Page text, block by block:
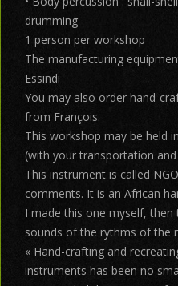
drumming
1 person per workshop
The manufacturing
Essindi
You may also order hand-
from François.
This workshop may be held
(with your transportation
This instrument is called
comments. It is an African
I made this one myself,
sounds of the rythms of the
« Hand-crafting and
instruments has been no